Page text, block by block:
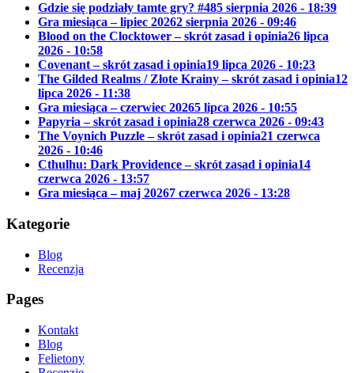
Gdzie się podziały tamte gry? #485 sierpnia 2026 - 18:39
Gra miesiąca – lipiec 20262 sierpnia 2026 - 09:46
Blood on the Clocktower – skrót zasad i opinia26 lipca
2026 - 10:58
Covenant – skrót zasad i opinia19 lipca 2026 - 10:23
The Gilded Realms / Złote Krainy – skrót zasad i opinia12
lipca 2026 - 11:38
Gra miesiąca – czerwiec 20265 lipca 2026 - 10:55
Papyria – skrót zasad i opinia28 czerwca 2026 - 09:43
The Voynich Puzzle – skrót zasad i opinia21 czerwca
2026 - 10:46
Cthulhu: Dark Providence – skrót zasad i opinia14
czerwca 2026 - 13:57
Gra miesiąca – maj 20267 czerwca 2026 - 13:28
Kategorie
Blog
Recenzja
Pages
Kontakt
Blog
Felietony